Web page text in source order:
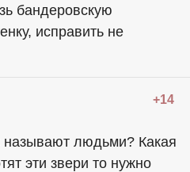
бандеровскую
исправить не
+14
людьми? Какая
эти звери то нужно